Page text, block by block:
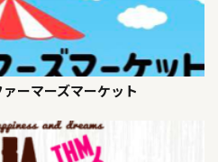
ーマーズマーケット